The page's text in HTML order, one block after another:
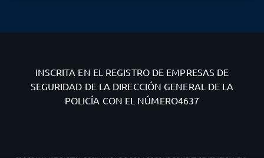
INSCRITA EN EL REGISTRO DE EMPRESAS DE
SEGURIDAD DE LA DIRECCIÓN GENERAL DE LA
POLICÍA CON EL NÚMERO4637